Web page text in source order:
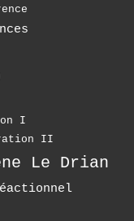
I
II
Le Drian